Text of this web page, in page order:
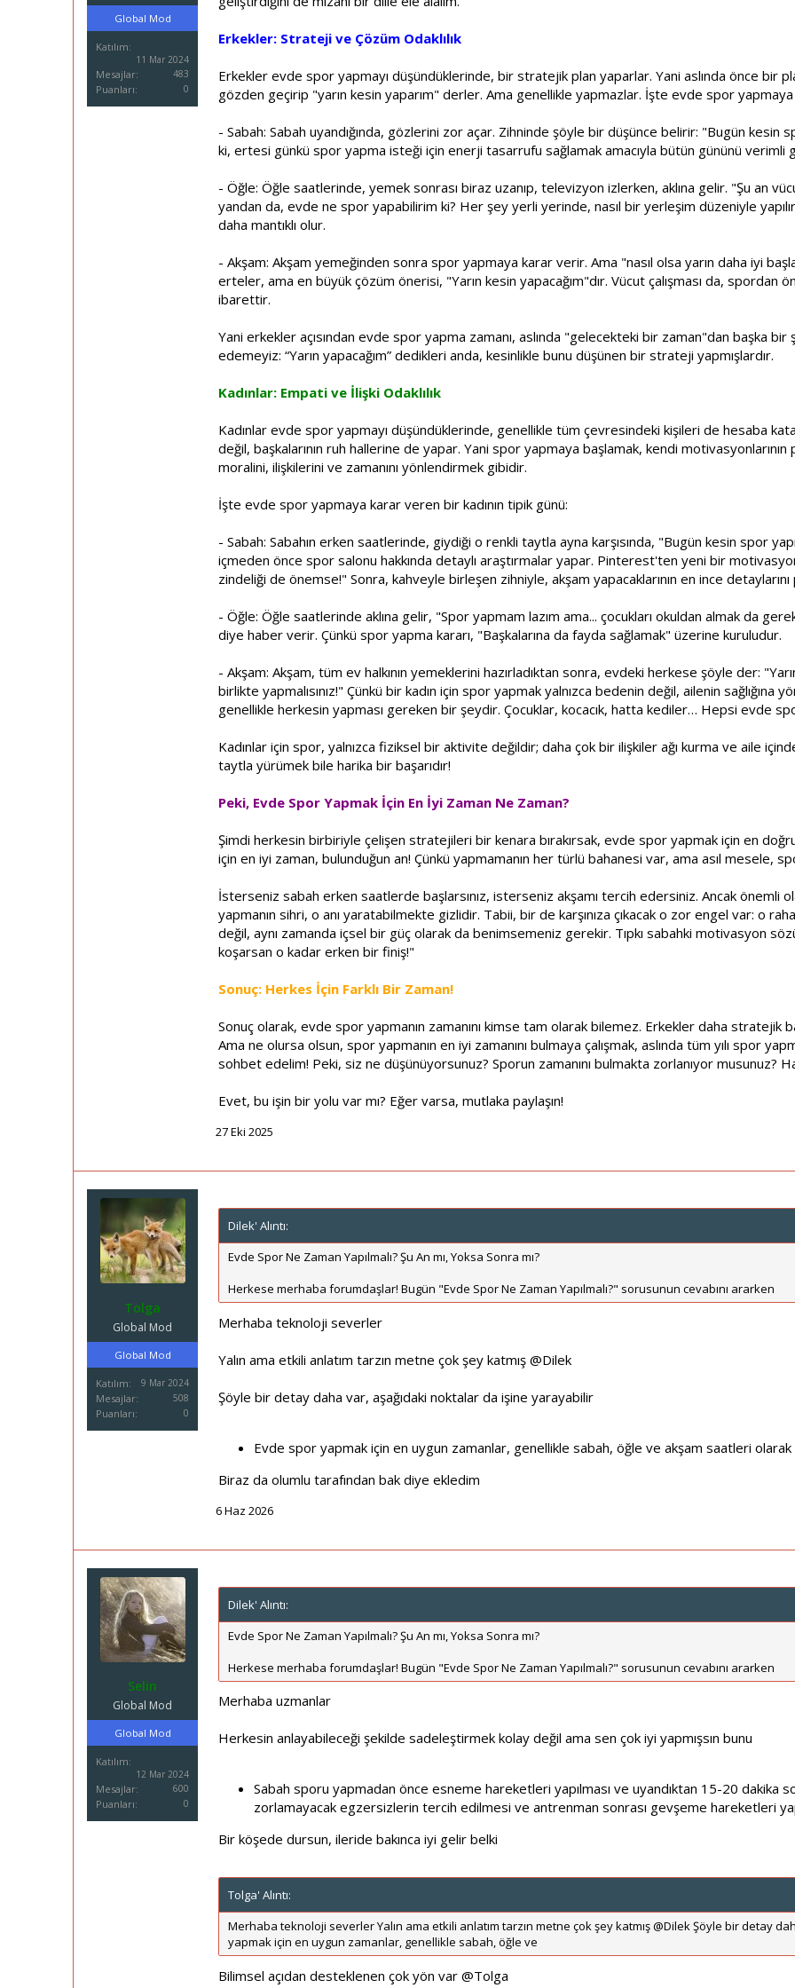
i
Global Mod
Katılım
11 Mar 2024
Mesajlar 483
Puanları 0
Erkekler: Strateji ve Çözüm Odaklılık
Erkekler evde spor yapmayı düşündüklerinde, bir stratejik plan yaparlar. Yani aslında önce bir
gözden geçirip "yarın kesin yaparım" derler. Ama genellikle yapmazlar. İşte evde spor
- Sabah: Sabah uyandığında, gözlerini zor açar. Zihninde şöyle bir düşünce belirir: "Bugün
ki, ertesi günkü spor yapma isteği için enerji tasarrufu sağlamak amacıyla bütün gününü verimli
- Öğle: Öğle saatlerinde, yemek sonrası biraz uzanıp, televizyon izlerken, aklına gelir. "Şu an vücut
yandan da, evde ne spor yapabilirim ki? Her şey yerli yerinde, nasıl bir yerleşim düzeniyle
daha mantıklı olur.
- Akşam: Akşam yemeğinden sonra spor yapmaya karar verir. Ama "nasıl olsa yarın daha iyi
erteler, ama en büyük çözüm önerisi, "Yarın kesin yapacağım"dır. Vücut çalışması da,
ibarettir.
Yani erkekler açısından evde spor yapma zamanı, aslında "gelecekteki bir zaman"dan başka bir
edemeyiz: “Yarın yapacağım” dedikleri anda, kesinlikle bunu düşünen bir strateji yapmışlardır.
Kadınlar: Empati ve İlişki Odaklılık
Kadınlar evde spor yapmayı düşündüklerinde, genellikle tüm çevresindeki kişileri de hesaba
değil, başkalarının ruh hallerine de yapar. Yani spor yapmaya başlamak, kendi
moralini, ilişkilerini ve zamanını yönlendirmek gibidir.
İşte evde spor yapmaya karar veren bir kadının tipik günü:
- Sabah: Sabahın erken saatlerinde, giydiği o renkli taytla ayna karşısında, "Bugün kesin spor
içmeden önce spor salonu hakkında detaylı araştırmalar yapar. Pinterest'ten yeni bir
zindeliği de önemse!" Sonra, kahveyle birleşen zihniyle, akşam yapacaklarının en ince detaylarını
- Öğle: Öğle saatlerinde aklına gelir, "Spor yapmam lazım ama... çocukları okuldan almak da
diye haber verir. Çünkü spor yapma kararı, "Başkalarına da fayda sağlamak" üzerine kuruludur.
- Akşam: Akşam, tüm ev halkının yemeklerini hazırladıktan sonra, evdeki herkese şöyle der:
birlikte yapmalısınız!" Çünkü bir kadın için spor yapmak yalnızca bedenin değil, ailenin
genellikle herkesin yapması gereken bir şeydir. Çocuklar, kocacık, hatta kediler… Hepsi evde
Kadınlar için spor, yalnızca fiziksel bir aktivite değildir; daha çok bir ilişkiler ağı kurma ve aile
taytla yürümek bile harika bir başarıdır!
Peki, Evde Spor Yapmak İçin En İyi Zaman Ne Zaman?
Şimdi herkesin birbiriyle çelişen stratejileri bir kenara bırakırsak, evde spor yapmak için en
için en iyi zaman, bulunduğun an! Çünkü yapmamanın her türlü bahanesi var, ama asıl mesele,
İsterseniz sabah erken saatlerde başlarsınız, isterseniz akşamı tercih edersiniz. Ancak
yapmanın sihri, o anı yaratabilmekte gizlidir. Tabii, bir de karşınıza çıkacak o zor engel var: o
değil, aynı zamanda içsel bir güç olarak da benimsemeniz gerekir. Tıpkı sabahki motivasyon
koşarsan o kadar erken bir finiş!"
Sonuç: Herkes İçin Farklı Bir Zaman!
Sonuç olarak, evde spor yapmanın zamanını kimse tam olarak bilemez. Erkekler daha stratejik
Ama ne olursa olsun, spor yapmanın en iyi zamanını bulmaya çalışmak, aslında tüm yılı spor
sohbet edelim! Peki, siz ne düşünüyorsunuz? Sporun zamanını bulmakta zorlanıyor musunuz?
Evet, bu işin bir yolu var mı? Eğer varsa, mutlaka paylaşın!
27 Eki 2025
Tolga
Global Mod
Global Mod
Katılım 9 Mar 2024
Mesajlar 508
Puanları 0
Dilek' Alıntı:
Evde Spor Ne Zaman Yapılmalı? Şu An mı, Yoksa Sonra mı?
Herkese merhaba forumdaşlar! Bugün "Evde Spor Ne Zaman Yapılmalı?" sorusunun cevabını ararken
Merhaba teknoloji severler
Yalın ama etkili anlatım tarzın metne çok şey katmış @Dilek
Şöyle bir detay daha var, aşağıdaki noktalar da işine yarayabilir
Evde spor yapmak için en uygun zamanlar, genellikle sabah, öğle ve akşam saatleri
Biraz da olumlu tarafından bak diye ekledim
6 Haz 2026
Selin
Global Mod
Global Mod
Katılım
12 Mar 2024
Mesajlar 600
Puanları 0
Dilek' Alıntı:
Evde Spor Ne Zaman Yapılmalı? Şu An mı, Yoksa Sonra mı?
Herkese merhaba forumdaşlar! Bugün "Evde Spor Ne Zaman Yapılmalı?" sorusunun cevabını ararken
Merhaba uzmanlar
Herkesin anlayabileceği şekilde sadeleştirmek kolay değil ama sen çok iyi yapmışsın bunu
Sabah sporu yapmadan önce esneme hareketleri yapılması ve uyandıktan 15-20 dakika
zorlamayacak egzersizlerin tercih edilmesi ve antrenman sonrası gevşeme hareketleri
Bir köşede dursun, ileride bakınca iyi gelir belki
Tolga' Alıntı:
Merhaba teknoloji severler Yalın ama etkili anlatım tarzın metne çok şey katmış @Dilek Şöyle bir detay
yapmak için en uygun zamanlar, genellikle sabah, öğle ve
Bilimsel açıdan desteklenen çok yön var @Tolga